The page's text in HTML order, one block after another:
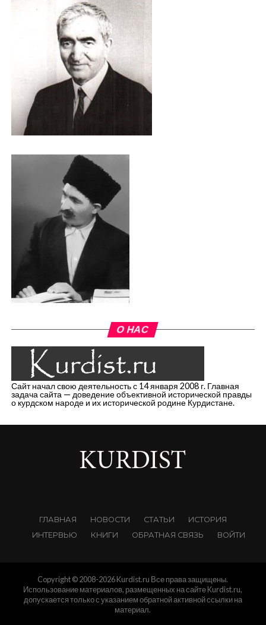
О НАС
Сайт начал свою деятельность с 14 января 2008 г. Главная
задача сайта — доведение объективной исторической правды
о курдском народе и их исторической родине Курдистане.
ГЛАВНАЯ НОВОСТИ СТАТЬИ
ИСТОРИЯ
ИНТЕРВЬЮ
КНИГИ ОБРАТНАЯ СВЯЗЬ ВОЙТИ
Copyright © 2008-2026 Kurdist.ru Все права защищены.
Использование материалов, размещенных на сайте Kurdist.ru,
допускается только с указанием обратной активной ссылки на
материал.